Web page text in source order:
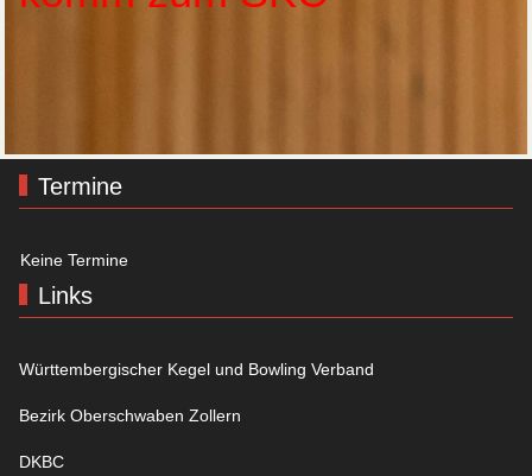
Termine
Keine Termine
Links
Württembergischer Kegel und Bowling Verband
Bezirk Oberschwaben Zollern
DKBC